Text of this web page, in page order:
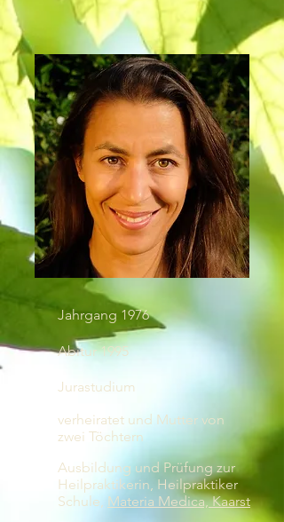
Jahrgang 1976
Abitur 1995
Jurastudium
verheiratet und Mutter von
zwei Töchtern
Ausbildung und Prüfung zur
Heilpraktikerin, Heilpraktiker
Schule, Materia Medica, Kaarst